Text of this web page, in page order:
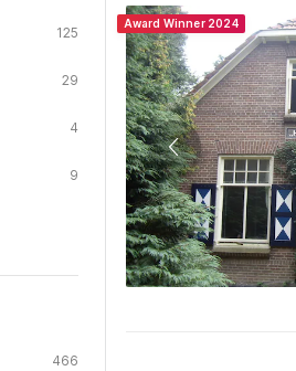
125
29
4
9
466
Award Winner 2024